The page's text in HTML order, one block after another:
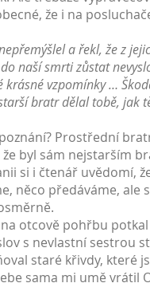
že i na
a řekl, že z
naší smrti zůstat
vzpomínky …
bratr dělal tobě, jak
Prostřední
byl sám nejstarším
si i čtenář uvědomí,
něco předáváme,
otcově pohřbu
s nevlastní sestrou
staré křivdy,
sama mi umě vrátil